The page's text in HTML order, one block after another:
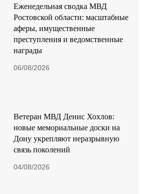
Еженедельная сводка МВД
Ростовской области: масштабные
аферы, имущественные
преступления и ведомственные
награды
06/08/2026
Ветеран МВД Денис Хохлов:
новые мемориальные доски на
Дону укрепляют неразрывную
связь поколений
04/08/2026